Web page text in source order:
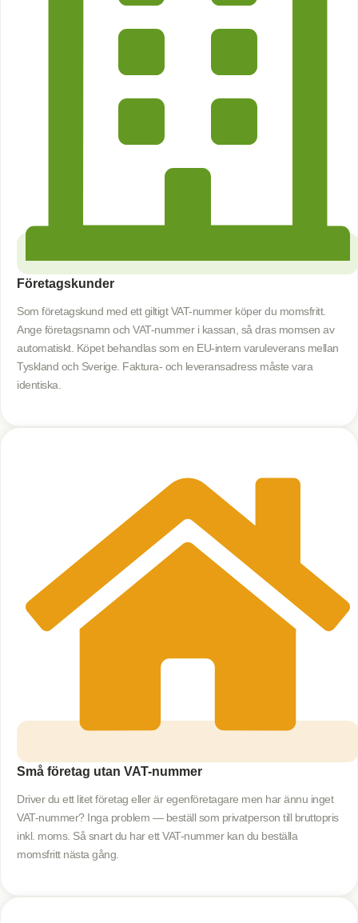
Företagskunder
Som företagskund med ett giltigt VAT-nummer köper du momsfritt.
Ange företagsnamn och VAT-nummer i kassan, så dras momsen av
automatiskt. Köpet behandlas som en EU-intern varuleverans mellan
Tyskland och Sverige. Faktura- och leveransadress måste vara
identiska.
Små företag utan VAT-nummer
Driver du ett litet företag eller är egenföretagare men har ännu inget
VAT-nummer? Inga problem — beställ som privatperson till bruttopris
inkl. moms. Så snart du har ett VAT-nummer kan du beställa
momsfritt nästa gång.